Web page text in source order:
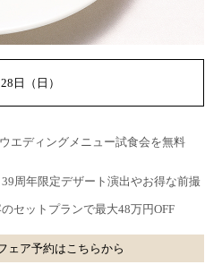
日（日）
エディングメニュー試食会を無料
周年限定デザート演出やお得な前撮
セットプランで最大48万円OFF
ェア予約はこちらから